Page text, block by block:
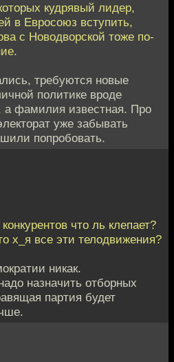
кудрявый лидер,
в Евросоюз вступить,
с Новодворской тоже по-
требуются новые
политике вроде
фамилия известная. Про
уже забывать
попробовать.
что ль клепает?
х_я все эти телодвижения?
никак.
назначить отборных
партия будет